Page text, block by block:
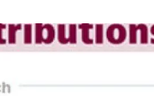
Temas transversales
Publicaciones